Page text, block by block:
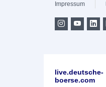
Impressum
live.deutsche-
boerse.com